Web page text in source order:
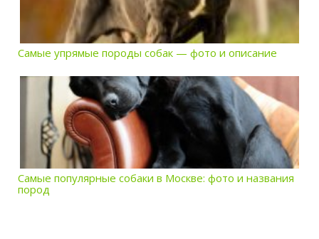
Самые упрямые породы собак — фото и описание
Самые популярные собаки в Москве: фото и названия
пород